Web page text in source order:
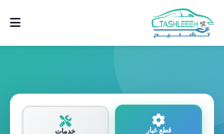
قطع غيار خدمات